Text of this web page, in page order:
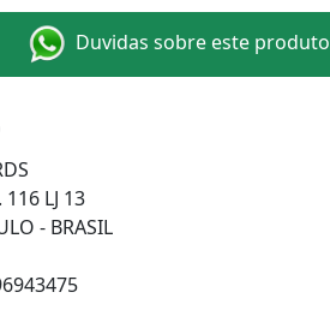
Duvidas sobre este produto
LJ 13
- BRASIL